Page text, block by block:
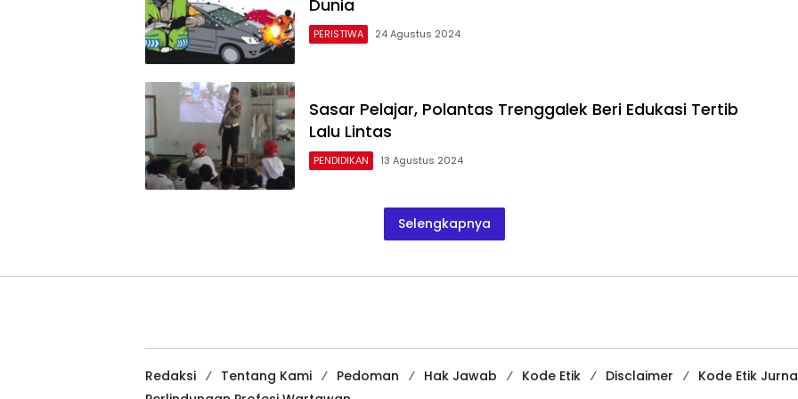
Dunia
PERISTIWA 24 Agustus 2024
Sasar Pelajar, Polantas Trenggalek Beri Edukasi Tertib
Lalu Lintas
PENDIDIKAN 13 Agustus 2024
Selengkapnya
Redaksi Tentang Kami Pedoman Hak Jawab Kode Etik Disclaimer
Kode Etik